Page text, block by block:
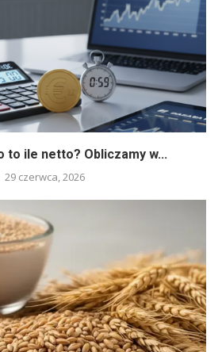
to ile netto? Obliczamy w...
29 czerwca, 2026